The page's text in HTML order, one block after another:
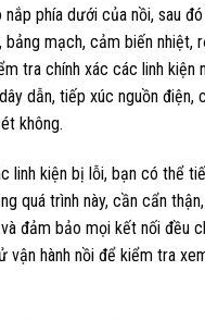
nắp phía dưới của nồi, sau
bảng mạch, cảm biến nhiệt,
tra chính xác các linh kiện
dẫn, tiếp xúc nguồn điện,
không.
linh kiện bị lỗi, bạn có thể
quá trình này, cần cẩn
đảm bảo mọi kết nối đều
vận hành nồi để kiểm tra